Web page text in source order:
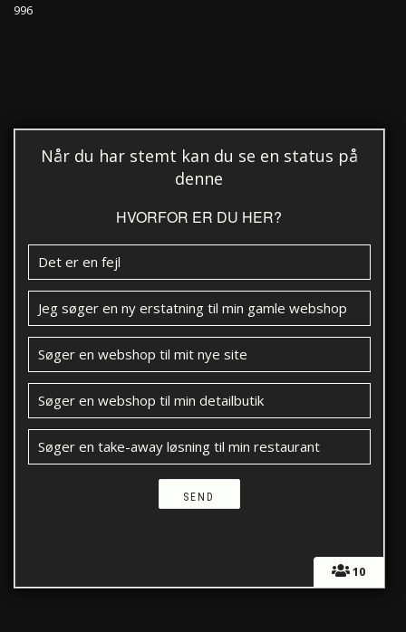
996
10
Når du har stemt kan du se en status på
denne
HVORFOR ER DU HER?
Det er en fejl
Jeg søger en ny erstatning til min gamle webshop
Søger en webshop til mit nye site
Søger en webshop til min detailbutik
Søger en take-away løsning til min restaurant